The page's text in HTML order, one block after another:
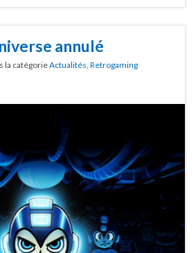
annulé
la catégorieActualités Retrogaming